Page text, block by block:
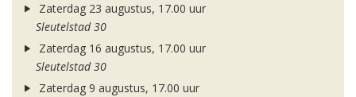
Zaterdag 23 augustus, 17.00 uur
Sleutelstad 30
Zaterdag 16 augustus, 17.00 uur
Sleutelstad 30
Zaterdag 9 augustus, 17.00 uur